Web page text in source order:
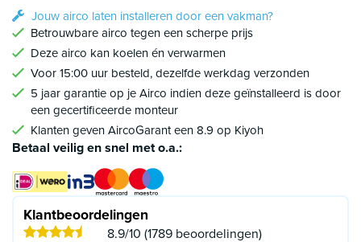
Jouw airco laten installeren door een vakman?
Betrouwbare airco tegen een scherpe prijs
Deze airco kan koelen én verwarmen
Voor 15:00 uur besteld, dezelfde werkdag verzonden
5 jaar garantie op je Airco indien deze geïnstalleerd is door
een gecertificeerde monteur
Klanten geven AircoGarant een 8.9 op Kiyoh
Betaal veilig en snel met o.a.:
Klantbeoordelingen
8.9/10 (1789 beoordelingen)